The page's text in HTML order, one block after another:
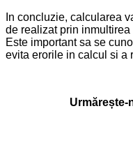
In concluzie, calcularea
de realizat prin
Este important sa se
evita erorile in calcul si a
Urmărește-